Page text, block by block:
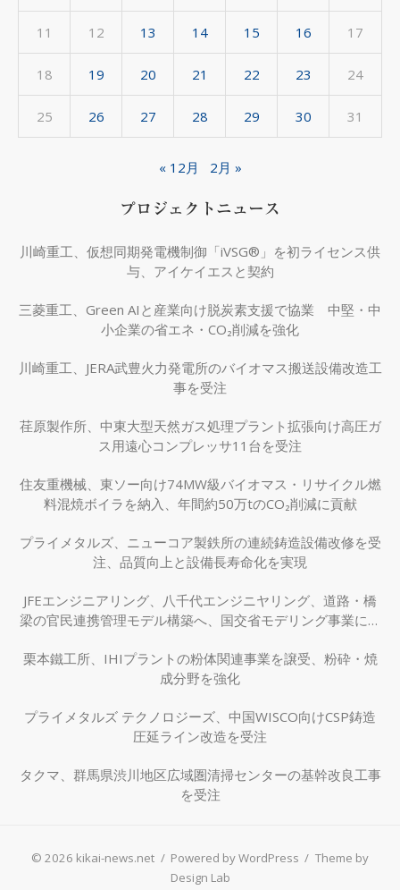
11 12 13 14 15 16 17
18 19 20 21 22 23 24
25 26 27 28 29 30 31
« 12月 2月 »
プロジェクトニュース
川崎重工、仮想同期発電機制御「iVSG®」を初ライセンス供
与、アイケイエスと契約
三菱重工、Green AIと産業向け脱炭素支援で協業 中堅・中
小企業の省エネ・CO₂削減を強化
川崎重工、JERA武豊火力発電所のバイオマス搬送設備改造工
事を受注
荏原製作所、中東大型天然ガス処理プラント拡張向け高圧ガ
ス用遠心コンプレッサ11台を受注
住友重機械、東ソー向け74MW級バイオマス・リサイクル燃
料混焼ボイラを納入、年間約50万tのCO₂削減に貢献
プライメタルズ、ニューコア製鉄所の連続鋳造設備改修を受
注、品質向上と設備長寿命化を実現
JFEエンジニアリング、八千代エンジニヤリング、道路・橋
梁の官民連携管理モデル構築へ、国交省モデリング事業に採
栗本鐵工所、IHIプラントの粉体関連事業を譲受、粉砕・焼
成分野を強化
プライメタルズ テクノロジーズ、中国WISCO向けCSP鋳造
圧延ライン改造を受注
タクマ、群馬県渋川地区広域圏清掃センターの基幹改良工事
を受注
© 2026 kikai-news.net / Powered by WordPress / Theme by
Design Lab